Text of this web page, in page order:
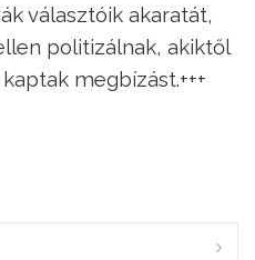
választóik akaratát,
politizálnak, akiktől
megbízást.+++